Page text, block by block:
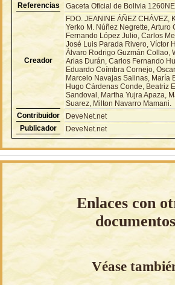
Referencias
Gaceta Oficial de Bolivia
Creador
FDO. JEANINE ÁÑEZ CHÁVEZ,
Yerko M. Núñez Negrette,
Fernando López Julio, Carlos
José Luis Parada Rivero, Víctor
Álvaro Rodrigo Guzmán Collao,
Arias Durán, Carlos Fernando
Eduardo Coímbra Cornejo,
Marcelo Navajas Salinas, María
Hugo Cárdenas Conde, Beatriz
Sandoval, Martha Yujra Apaza,
Suarez, Milton Navarro Mamani.
Contribuidor
DeveNet.net
Publicador
DeveNet.net
Enlaces con
documentos
Véase